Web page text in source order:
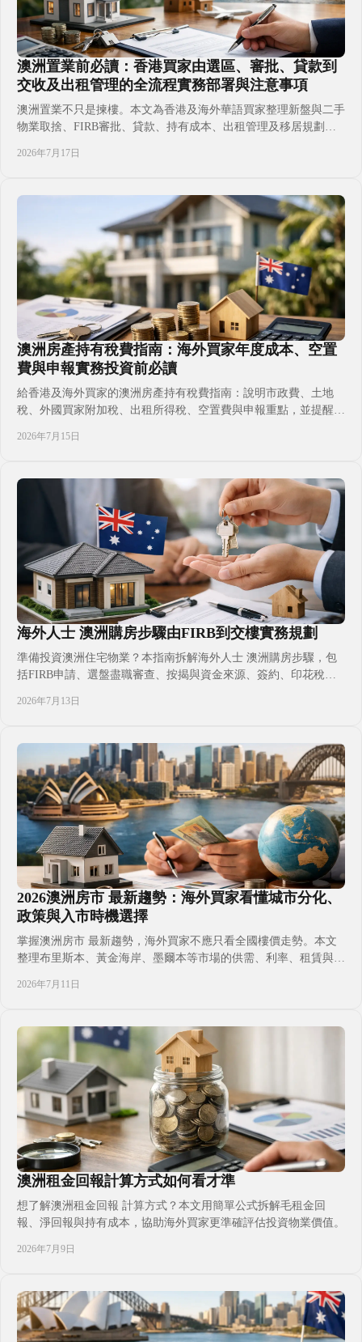
澳洲置業前必讀：香港買家由選區、審批、貸款到
交收及出租管理的全流程實務部署與注意事項
澳洲置業不只是揀樓。本文為香港及海外華語買家整理新盤與二手
物業取捨、FIRB審批、貸款、持有成本、出租管理及移居規劃要
少跨境決策盲點與交收前後的不確定性。並掌握應由持牌專業人士
先作好準備。
2026年7月17日
澳洲房產持有稅費指南：海外買家年度成本、空置
費與申報實務投資前必讀
給香港及海外買家的澳洲房產持有稅費指南：說明市政費、土地
稅、外國買家附加稅、出租所得稅、空置費與申報重點，並提醒州
現金流、物業管理與專業申報預算一併計算，投資及安居安排更清
交割後才發現預算不足的風險。
2026年7月15日
海外人士 澳洲購房步驟由FIRB到交樓實務規劃
準備投資澳洲住宅物業？本指南拆解海外人士 澳洲購房步驟，包
括FIRB申請、選盤盡職審查、按揭與資金來源、簽約、印花稅、
更穩妥決定，並及早連繫合資格專業人士。了解哪些物業可購、何
劃者參考閱讀。
2026年7月13日
2026澳洲房市 最新趨勢：海外買家看懂城市分化、
政策與入市時機選擇
掌握澳洲房市 最新趨勢，海外買家不應只看全國樓價走勢。本文
整理布里斯本、黃金海岸、墨爾本等市場的供需、利率、租賃與海
更務實的選區與購買判斷，同時了解新盤與二手住宅的選擇差異及
作為初步參考。
2026年7月11日
澳洲租金回報計算方式如何看才準
想了解澳洲租金回報 計算方式？本文用簡單公式拆解毛租金回
報、淨回報與持有成本，協助海外買家更準確評估投資物業價值。
2026年7月9日